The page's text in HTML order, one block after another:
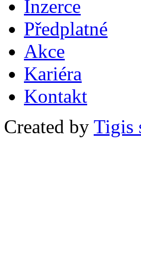
Inzerce
Předplatné
Akce
Kariéra
Kontakt
Created by Tigis